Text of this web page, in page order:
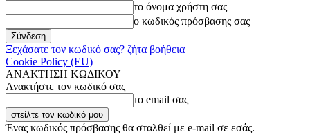
το όνομα χρήστη σας
ο κωδικός πρόσβασης σας
Ξεχάσατε τον κωδικό σας? ζήτα βοήθεια
Cookie Policy (EU)
ΑΝΑΚΤΗΣΗ ΚΩΔΙΚΟΥ
Ανακτήστε τον κωδικό σας
το email σας
Ένας κωδικός πρόσβασης θα σταλθεί με e-mail σε εσάς.